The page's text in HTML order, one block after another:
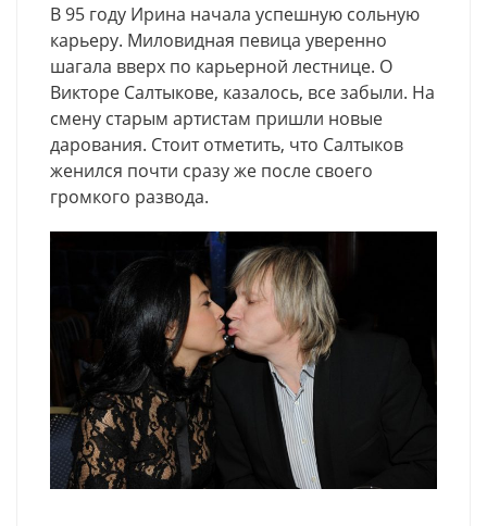
В 95 году Ирина начала успешную сольную
карьеру. Миловидная певица уверенно
шагала вверх по карьерной лестнице. О
Викторе Салтыкове, казалось, все забыли. На
смену старым артистам пришли новые
дарования. Стоит отметить, что Салтыков
женился почти сразу же после своего
громкого развода.